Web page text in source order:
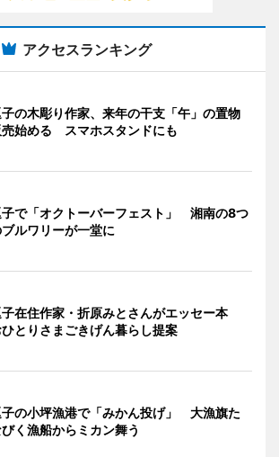
アクセスランキング
の木彫り作家、来年の干支「午」の置物
始める スマホスタンドにも
で「オクトーバーフェスト」 湘南の8つ
ルワリーが一堂に
在住作家・折原みとさんがエッセー本
ひとりさまごきげん暮らし提案
の小坪漁港で「みかん投げ」 大漁旗た
く漁船からミカン舞う